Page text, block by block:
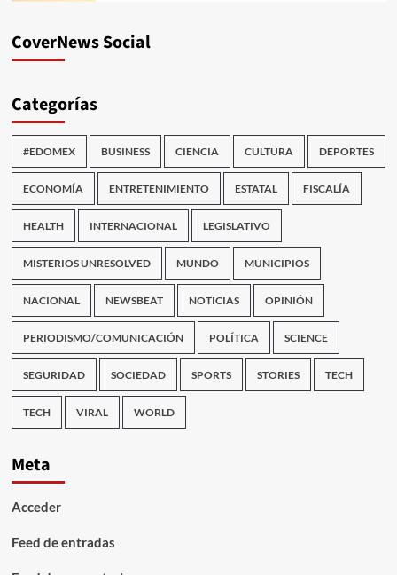
CoverNews Social
Categorías
#EDOMEX BUSINESS CIENCIA CULTURA DEPORTES
ECONOMÍA ENTRETENIMIENTO ESTATAL FISCALÍA
HEALTH INTERNACIONAL LEGISLATIVO
MISTERIOS UNRESOLVED MUNDO MUNICIPIOS
NACIONAL NEWSBEAT NOTICIAS OPINIÓN
PERIODISMO/COMUNICACIÓN POLÍTICA SCIENCE
SEGURIDAD SOCIEDAD SPORTS STORIES TECH
TECH VIRAL WORLD
Meta
Acceder
Feed de entradas